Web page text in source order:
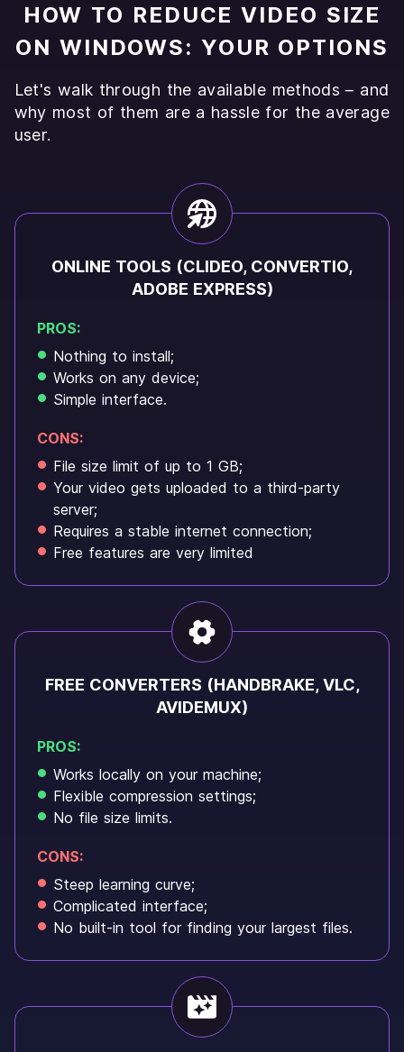
HOW TO REDUCE VIDEO SIZE
ON WINDOWS: YOUR OPTIONS
Let's walk through the available methods – and
why most of them are a hassle for the average
user.
ONLINE TOOLS (CLIDEO, CONVERTIO,
ADOBE EXPRESS)
PROS:
Nothing to install;
Works on any device;
Simple interface.
CONS:
File size limit of up to 1 GB;
Your video gets uploaded to a third-party
server;
Requires a stable internet connection;
Free features are very limited
FREE CONVERTERS (HANDBRAKE, VLC,
AVIDEMUX)
PROS:
Works locally on your machine;
Flexible compression settings;
No file size limits.
CONS:
Steep learning curve;
Complicated interface;
No built-in tool for finding your largest files.